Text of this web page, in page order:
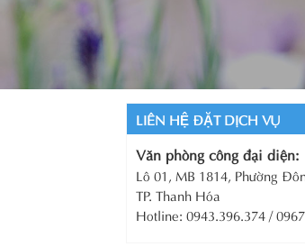
LIÊN HỆ ĐẶT DỊCH VỤ
Văn phòng công đại diện:
Lô 01, MB 1814, Phường
TP. Thanh Hóa
Hotline: 0943.396.374 /